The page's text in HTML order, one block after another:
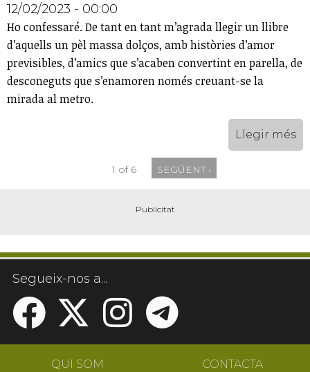
12/02/2023 - 00:00
Ho confessaré. De tant en tant m’agrada llegir un llibre
d’aquells un pèl massa dolços, amb històries d’amor
previsibles, d’amics que s’acaben convertint en parella, de
desconeguts que s’enamoren només creuant-se la
mirada al metro.
Llegir més
1 of 6 SEGÜENT ›
Segueix-nos a...
QUI SOM CONTACTA